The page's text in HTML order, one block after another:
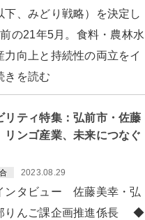
下、みどり戦略）を決定し
の21年5月。食料・農林水
力向上と持続性の両立をイ
きを読む
リティ特集：弘前市・佐藤
ンゴ産業、未来につなぐ
2023.08.29
タビュー 佐藤美幸・弘
りんご課企画推進係長 ◆